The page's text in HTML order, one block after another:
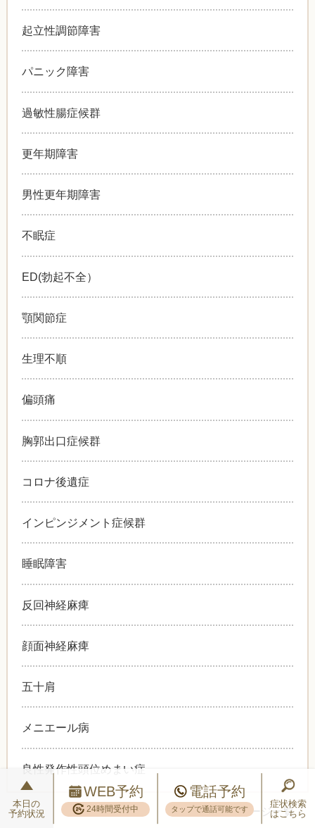
起立性調節障害
パニック障害
過敏性腸症候群
更年期障害
男性更年期障害
不眠症
ED(勃起不全）
顎関節症
生理不順
偏頭痛
胸郭出口症候群
コロナ後遺症
インピンジメント症候群
睡眠障害
反回神経麻痺
顔面神経麻痺
五十肩
メニエール病
良性発作性頭位めまい症
>>症状別ページ一覧
本日の
予約状況
WEB予約
24時間受付中
電話予約
タップで通話可能です
症状検索
はこちら